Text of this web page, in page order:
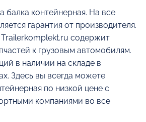
балка контейнерная. На все
гарантия от производителя.
Trailerkomplekt.ru содержит
к грузовым автомобилям.
в наличии на складе в
Здесь вы всегда можете
по низкой цене с
компаниями во все